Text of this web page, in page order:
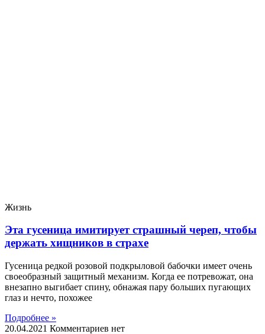
Жизнь
Эта гусеница имитирует страшный череп, чтобы
держать хищников в страхе
Гусеница редкой розовой подкрыловой бабочки имеет очень
своеобразный защитный механизм. Когда ее потревожат, она
внезапно выгибает спину, обнажая пару больших пугающих
глаз и нечто, похожее
Подробнее »
20.04.2021 Комментариев нет